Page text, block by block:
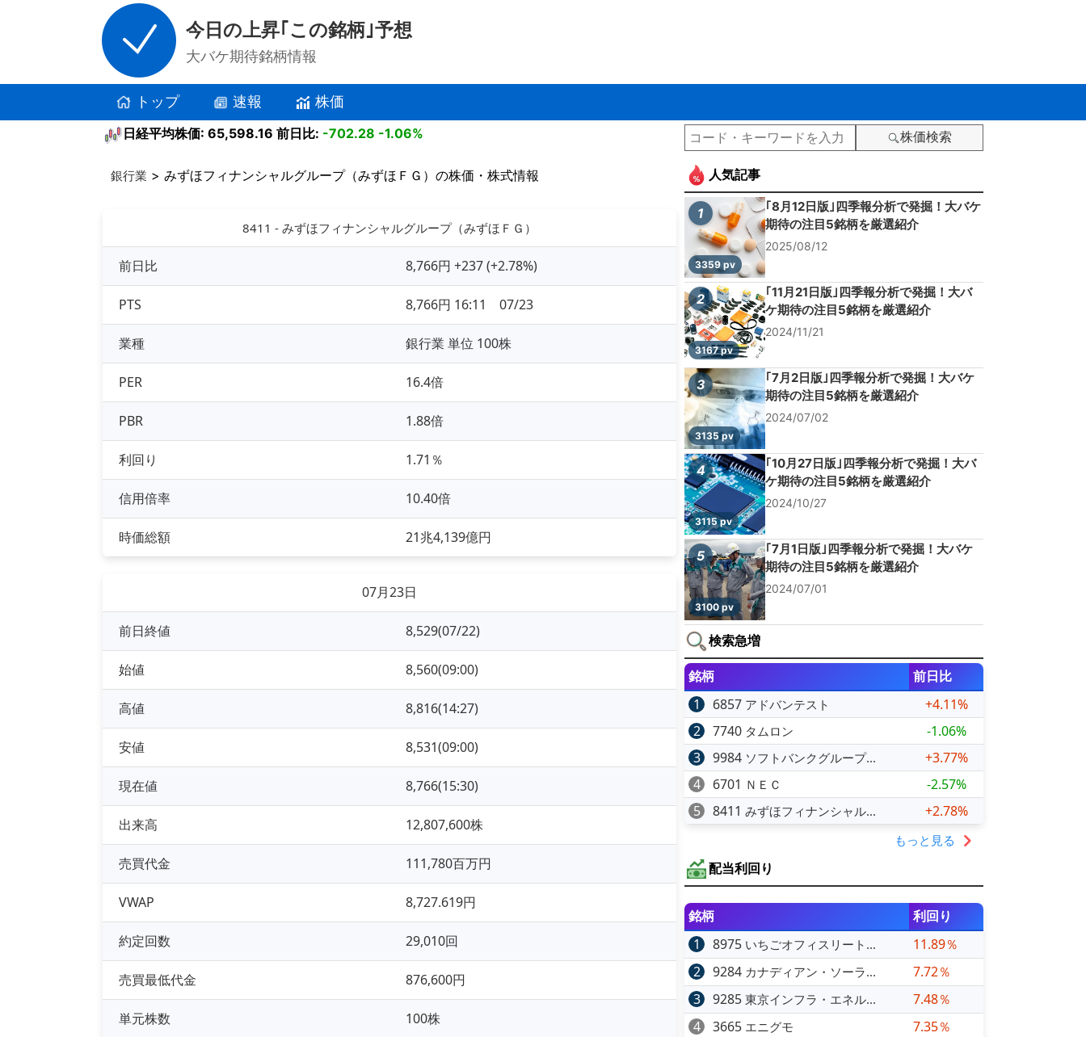
今日の上昇｢この銘柄｣予想
大バケ期待銘柄情報
トップ 速報 株価
日経平均株価: 65,598.16 前日比: -702.28 -1.06% 株価検索
銀行業 > みずほフィナンシャルグループ（みずほＦＧ）の株価・株式情報
8411 - みずほフィナンシャルグループ（みずほＦＧ）
前日比 8,766円 +237 (+2.78%)
PTS 8,766円 16:11 07/23
業種 銀行業 単位 100株
PER 16.4倍
PBR 1.88倍
利回り 1.71％
信用倍率 10.40倍
時価総額 21兆4,139億円
07月23日
前日終値 8,529(07/22)
始値 8,560(09:00)
高値 8,816(14:27)
安値 8,531(09:00)
現在値 8,766(15:30)
出来高 12,807,600株
売買代金 111,780百万円
VWAP 8,727.619円
約定回数 29,010回
売買最低代金 876,600円
単元株数 100株
人気記事
1
3359 pv
｢8月12日版｣四季報分析で発掘！大バケ
期待の注目5銘柄を厳選紹介
2025/08/12
2
3167 pv
｢11月21日版｣四季報分析で発掘！大バ
ケ期待の注目5銘柄を厳選紹介
2024/11/21
3
3135 pv
｢7月2日版｣四季報分析で発掘！大バケ
期待の注目5銘柄を厳選紹介
2024/07/02
4
3115 pv
｢10月27日版｣四季報分析で発掘！大バ
ケ期待の注目5銘柄を厳選紹介
2024/10/27
5
3100 pv
｢7月1日版｣四季報分析で発掘！大バケ
期待の注目5銘柄を厳選紹介
2024/07/01
検索急増
銘柄
前日比
1
6857 アドバンテスト
+4.11%
2
7740 タムロン
-1.06%
3
9984 ソフトバンクグループ...
+3.77%
4
6701 ＮＥＣ
-2.57%
5
8411 みずほフィナンシャル... +2.78%
もっと見る
配当利回り
銘柄
利回り
1
8975 いちごオフィスリート...
11.89％
2
9284 カナディアン・ソーラ...
7.72％
3
9285 東京インフラ・エネル...
7.48％
4
3665 エニグモ
7.35％